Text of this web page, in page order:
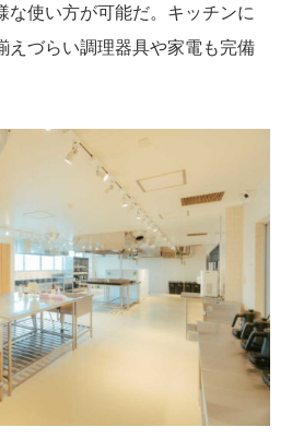
な使い方が可能だ。キッチンに
えづらい調理器具や家電も完備